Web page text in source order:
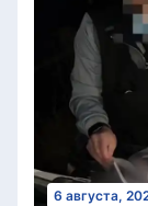
6 августа,